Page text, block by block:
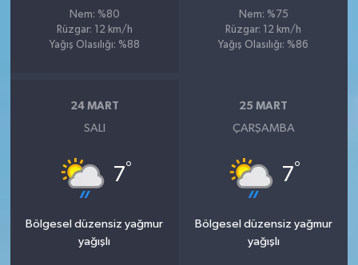
Nem: %80
Rüzgar: 12 km/h
Yağış Olasılığı: %88
Nem: %75
Rüzgar: 12 km/h
Yağış Olasılığı: %86
24 MART
SALI
7°
Bölgesel düzensiz yağmur
yağışlı
25 MART
ÇARŞAMBA
7°
Bölgesel düzensiz yağmur
yağışlı